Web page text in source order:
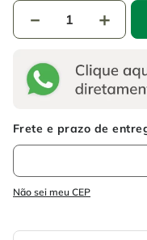
＋
－
Não sei meu CEP
chave impacto
disco corte
chave impacto